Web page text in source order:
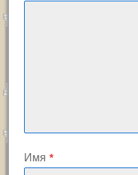
Имя *